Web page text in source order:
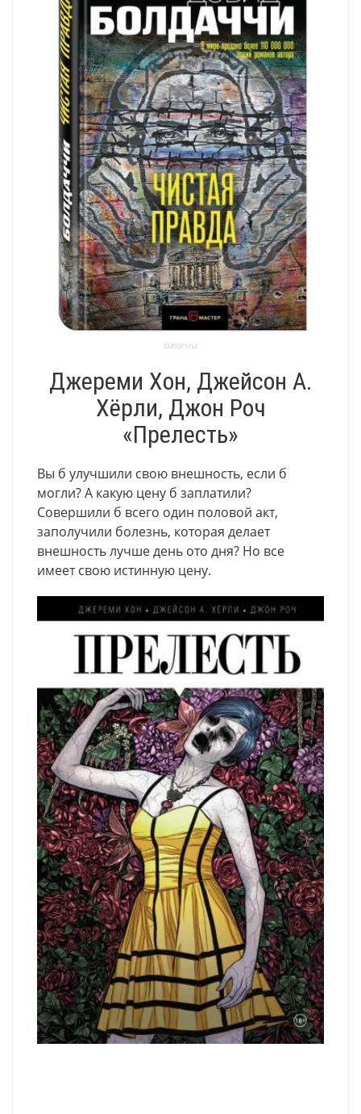
Джереми Хон, Джейсон А.
Хёрли, Джон Роч
«Прелесть»
Вы б улучшили свою внешность, если б
могли? А какую цену б заплатили?
Совершили б всего один половой акт,
заполучили болезнь, которая делает
внешность лучше день ото дня? Но все
имеет свою истинную цену.